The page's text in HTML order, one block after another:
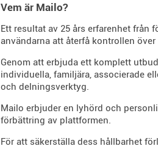
Vem är Mailo?
Ett resultat av 25 års erfarenhet från
användarna att återfå kontrollen
Genom att erbjuda ett komplett
individuella, familjära, associerade
och delningsverktyg.
Mailo erbjuder en lyhörd och
förbättring av plattformen.
För att säkerställa dess hållbarhet